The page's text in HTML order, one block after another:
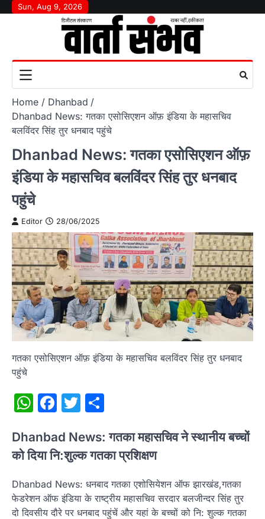
SkipSun, Aug 9, 2026
Home
Dhanbad
Dhanbad News: गतका एसोसिएशन ऑफ़ इंडिया के महासचिव
बलविंदर सिंह तुर धनबाद पहुंचे
Dhanbad News: गतका एसोसिएशन ऑफ़
इंडिया के महासचिव बलविंदर सिंह तुर धनबाद
पहुंचे
Editor 28/06/2025
गतका एसोसिएशन ऑफ़ इंडिया के महासचिव बलविंदर सिंह तुर धनबाद
पहुंचे
WhatsApp
Facebook
Twitter
Dhanbad News: गतका महासचिव ने स्थानीय बच्चों
को दिया नि:शुल्क गतका प्रशिक्षण
Dhanbad News: धनबाद गतका एशोसियेशन ऑफ झारखंड,गतका
फेडरेशन ऑफ इंडिया के राष्ट्रीय महासचिव सरदार बलजीन्दर सिंह तुर
दो दिवसीय दौरे पर धनबाद पहुंचें और यहां के बच्चों को नि: शुल्क गतका